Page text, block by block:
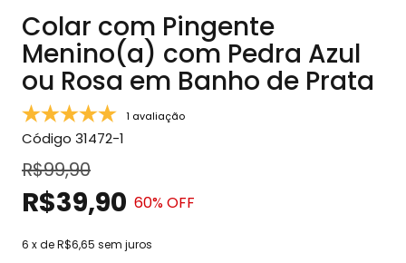
Colar com Pingente
Menino(a) com Pedra Azul
ou Rosa em Banho de Prata
1 avaliação
Código 31472-1
R$99,90
R$39,90 60% OFF
6 x deR$6,65 sem juros